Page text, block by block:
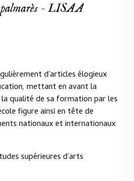
palmarès - LISAA
d'articles élogieux
mettant en avant la
la qualité de sa formation par les
figure ainsi en tête de
nationaux et internationaux
supérieures d'arts